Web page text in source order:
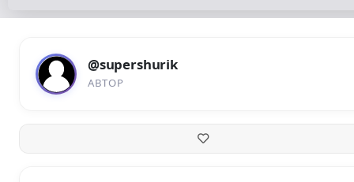
@supershurik
АВТОР